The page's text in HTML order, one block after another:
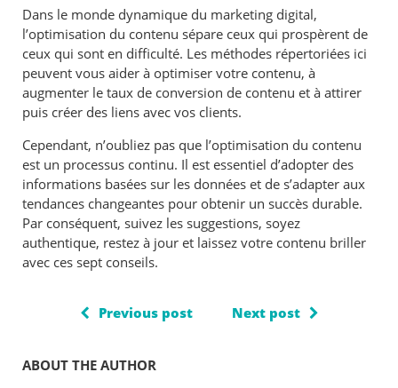
Dans le monde dynamique du marketing digital,
l’optimisation du contenu sépare ceux qui prospèrent de
ceux qui sont en difficulté. Les méthodes répertoriées ici
peuvent vous aider à optimiser votre contenu, à
augmenter le taux de conversion de contenu et à attirer
puis créer des liens avec vos clients.
Cependant, n’oubliez pas que l’optimisation du contenu
est un processus continu. Il est essentiel d’adopter des
informations basées sur les données et de s’adapter aux
tendances changeantes pour obtenir un succès durable.
Par conséquent, suivez les suggestions, soyez
authentique, restez à jour et laissez votre contenu briller
avec ces sept conseils.
Previous post Next post
ABOUT THE AUTHOR